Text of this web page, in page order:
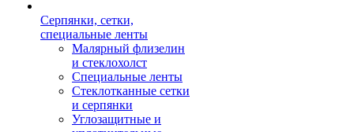
Серпянки, сетки,
специальные ленты
Малярный флизелин
и стеклохолст
Специальные ленты
Стеклотканные сетки
и серпянки
Углозащитные и